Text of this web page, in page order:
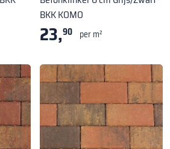
BKK KOMO
23,90 per m²